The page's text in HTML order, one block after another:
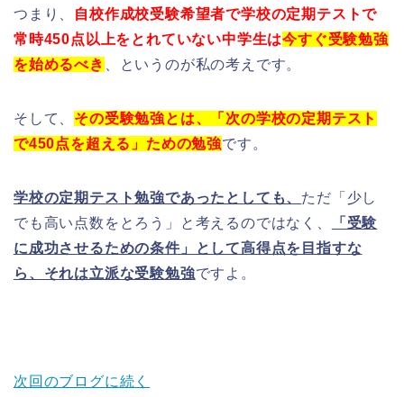
つまり、
自校作成校受験希望者で学校の定期テストで
常時450点以上をとれていない中学生は今すぐ受験勉強
を始めるべき
、というのが私の考えです。
そして、 その受験勉強とは、「次の学校の定期テスト
で450点を超える」ための勉強です。
学校の定期テスト勉強であったとしても、 ただ「少し
でも高い点数をとろう」と考えるのではなく、
「受験
に成功させるための条件」として高得点を目指すな
ら、それは立派な受験勉強ですよ。
次回のブログに続く